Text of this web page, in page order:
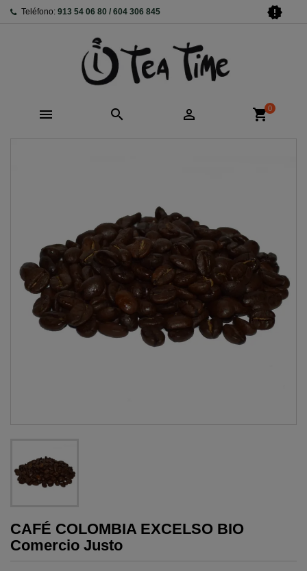
Teléfono: 913 54 06 80 / 604 306 845 new_releases
   shopping_cart0
CAFÉ COLOMBIA EXCELSO BIO
Comercio Justo